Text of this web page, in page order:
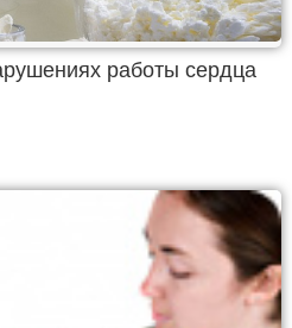
работы сердца